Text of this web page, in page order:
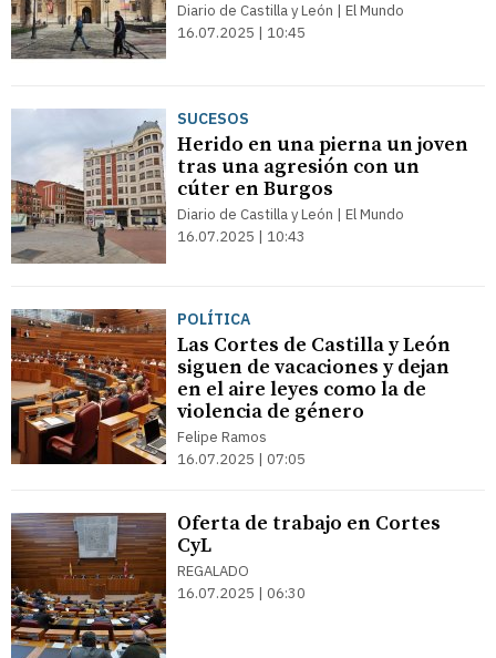
Diario de Castilla y León | El Mundo
16.07.2025 | 10:45
SUCESOS
Herido en una pierna un joven
tras una agresión con un
cúter en Burgos
Diario de Castilla y León | El Mundo
16.07.2025 | 10:43
POLÍTICA
Las Cortes de Castilla y León
siguen de vacaciones y dejan
en el aire leyes como la de
violencia de género
Felipe Ramos
16.07.2025 | 07:05
Oferta de trabajo en Cortes
CyL
REGALADO
16.07.2025 | 06:30